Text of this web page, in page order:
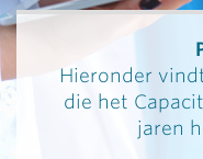
Hieronder
die het
jaren